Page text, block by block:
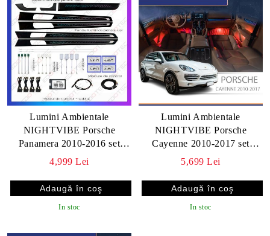
Lumini Ambientale
NIGHTVIBE Porsche
Panamera 2010-2016 set
complet cu trimuri control
4,999 Lei
In stoc
Lumini Ambientale
NIGHTVIBE Porsche
Cayenne 2010-2017 set
complet cu trimuri control
5,699 Lei
In stoc